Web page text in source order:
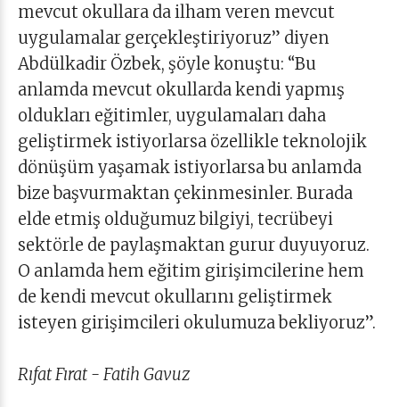
mevcut okullara da ilham veren mevcut
uygulamalar gerçekleştiriyoruz” diyen
Abdülkadir Özbek, şöyle konuştu: “Bu
anlamda mevcut okullarda kendi yapmış
oldukları eğitimler, uygulamaları daha
geliştirmek istiyorlarsa özellikle teknolojik
dönüşüm yaşamak istiyorlarsa bu anlamda
bize başvurmaktan çekinmesinler. Burada
elde etmiş olduğumuz bilgiyi, tecrübeyi
sektörle de paylaşmaktan gurur duyuyoruz.
O anlamda hem eğitim girişimcilerine hem
de kendi mevcut okullarını geliştirmek
isteyen girişimcileri okulumuza bekliyoruz”.
Rıfat Fırat - Fatih Gavuz